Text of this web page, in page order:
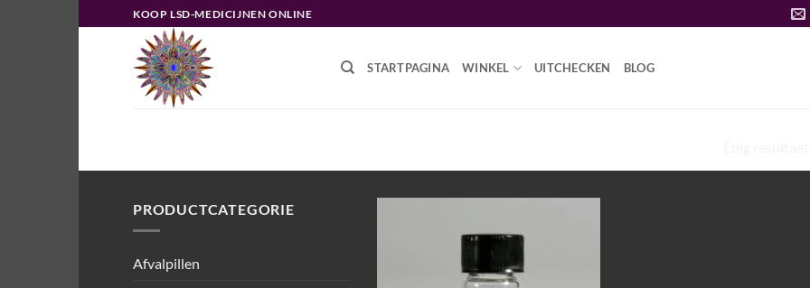
naar
KOOP LSD-MEDICIJNEN ONLINE
STARTPAGINA WINKEL UITCHECKEN BLOG
PRODUCTCATEGORIE
Afvalpillen